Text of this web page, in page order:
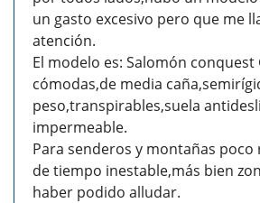
un gasto excesivo pero que me
atención.
El modelo es: Salomón conquest
cómodas,de media
peso,transpirables,suela
impermeable.
Para senderos y montañas poco
de tiempo inestable,más bien
haber podido alludar.